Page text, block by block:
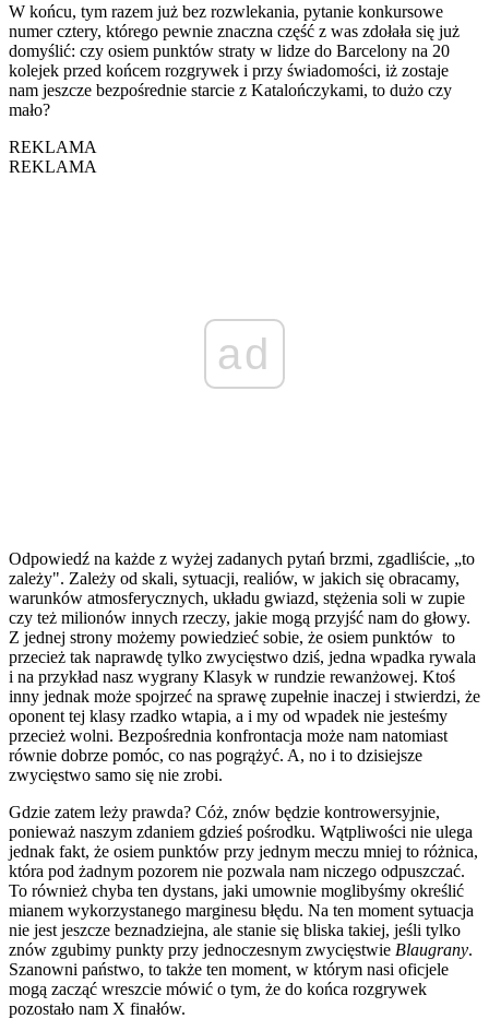
W końcu, tym razem już bez rozwlekania, pytanie konkursowe
numer cztery, którego pewnie znaczna część z was zdołała się już
domyślić: czy osiem punktów straty w lidze do Barcelony na 20
kolejek przed końcem rozgrywek i przy świadomości, iż zostaje
nam jeszcze bezpośrednie starcie z Katalończykami, to dużo czy
mało?
REKLAMA
REKLAMA
ad
Odpowiedź na każde z wyżej zadanych pytań brzmi, zgadliście, „to
zależy". Zależy od skali, sytuacji, realiów, w jakich się obracamy,
warunków atmosferycznych, układu gwiazd, stężenia soli w zupie
czy też milionów innych rzeczy, jakie mogą przyjść nam do głowy.
Z jednej strony możemy powiedzieć sobie, że osiem punktów to
przecież tak naprawdę tylko zwycięstwo dziś, jedna wpadka rywala
i na przykład nasz wygrany Klasyk w rundzie rewanżowej. Ktoś
inny jednak może spojrzeć na sprawę zupełnie inaczej i stwierdzi, że
oponent tej klasy rzadko wtapia, a i my od wpadek nie jesteśmy
przecież wolni. Bezpośrednia konfrontacja może nam natomiast
równie dobrze pomóc, co nas pogrążyć. A, no i to dzisiejsze
zwycięstwo samo się nie zrobi.
Gdzie zatem leży prawda? Cóż, znów będzie kontrowersyjnie,
ponieważ naszym zdaniem gdzieś pośrodku. Wątpliwości nie ulega
jednak fakt, że osiem punktów przy jednym meczu mniej to różnica,
która pod żadnym pozorem nie pozwala nam niczego odpuszczać.
To również chyba ten dystans, jaki umownie moglibyśmy określić
mianem wykorzystanego marginesu błędu. Na ten moment sytuacja
nie jest jeszcze beznadziejna, ale stanie się bliska takiej, jeśli tylko
znów zgubimy punkty przy jednoczesnym zwycięstwie Blaugrany.
Szanowni państwo, to także ten moment, w którym nasi oficjele
mogą zacząć wreszcie mówić o tym, że do końca rozgrywek
pozostało nam X finałów.